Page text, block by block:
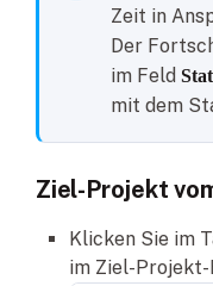
Zeit in
Der
im Feld
mit dem
Ziel-Projekt
Klicken Sie im
im Ziel-